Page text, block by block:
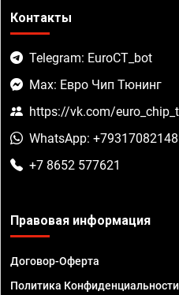
Контакты
Telegram: EuroCT_bot
Max: Евро Чип Тюнинг
https://vk.com/
WhatsApp: +79317082148
+7 8652 577621
Правовая информация
Договор-Оферта
Политика